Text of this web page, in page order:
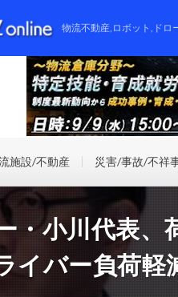
物流不動産,ロボット,ドロ
施設/不動産 災害/事故/不祥
・小川代表、
イバー負荷